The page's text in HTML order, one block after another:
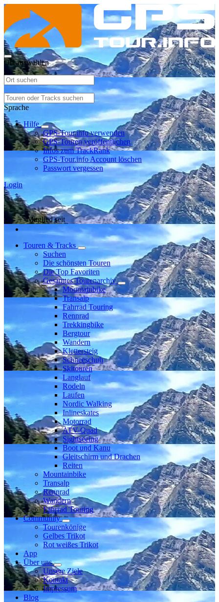
Ort auswählen
Sprache
Hilfe
GPS-Tour.info verwenden
GPS-Touren veröffentlichen
Infos zum TrackRank
GPS-Tour.info Account löschen
Passwort vergessen
Login
Mitglied seit
Touren & Tracks
Suchen
Die schönsten Touren
Die Top Favoriten
Gesamtes Tourenarchiv
Mountainbike
Transalp
Fahrrad Touring
Rennrad
Trekkingbike
Bergtour
Wandern
Klettersteig
Schneeschuh
Skitouren
Langlauf
Rodeln
Laufen
Nordic Walking
Inlineskates
Motorrad
ATV-Quad
Sightseeing
Boot und Kanu
Gleitschirm und Drachen
Reiten
Mountainbike
Transalp
Rennrad
Wandern
Fahrrad Touring
Community
Tourenkönige
Gelbes Trikot
Rot weißes Trikot
App
Über uns
Unsere Ziele
Kontakt
Impressum
Blog